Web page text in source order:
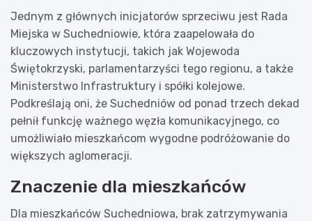
Jednym z głównych inicjatorów sprzeciwu jest Rada
Miejska w Suchedniowie, która zaapelowała do
kluczowych instytucji, takich jak Wojewoda
Świętokrzyski, parlamentarzyści tego regionu, a także
Ministerstwo Infrastruktury i spółki kolejowe.
Podkreślają oni, że Suchedniów od ponad trzech dekad
pełnił funkcję ważnego węzła komunikacyjnego, co
umożliwiało mieszkańcom wygodne podróżowanie do
większych aglomeracji.
Znaczenie dla mieszkańców
Dla mieszkańców Suchedniowa, brak zatrzymywania